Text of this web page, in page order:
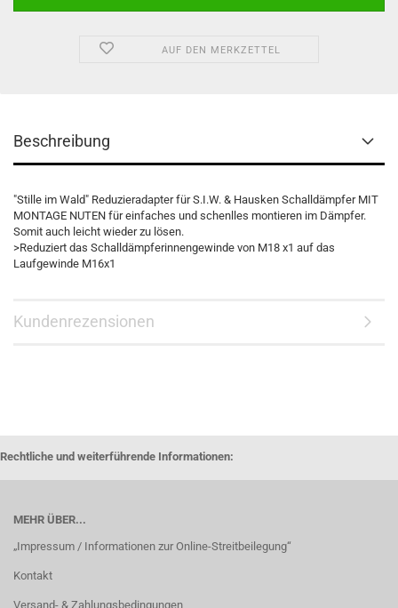
AUF DEN MERKZETTEL
Beschreibung
"Stille im Wald" Reduzieradapter für S.I.W. & Hausken Schalldämpfer MIT
MONTAGE NUTEN für einfaches und schenlles montieren im Dämpfer.
Somit auch leicht wieder zu lösen.
>Reduziert das Schalldämpferinnengewinde von M18 x1 auf das
Laufgewinde M16x1
Kundenrezensionen
Rechtliche und weiterführende Informationen:
MEHR ÜBER...
„Impressum / Informationen zur Online-Streitbeilegung“
Kontakt
Versand- & Zahlungsbedingungen